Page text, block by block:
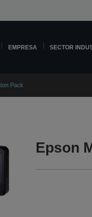
EMPRESA SECTOR
Pack
Epson